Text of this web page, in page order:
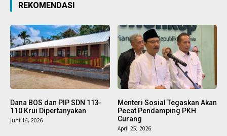
REKOMENDASI
Dana BOS dan PIP SDN 113-
110 Krui Dipertanyakan
Juni 16, 2026
Menteri Sosial Tegaskan Akan
Pecat Pendamping PKH
Curang
April 25, 2026